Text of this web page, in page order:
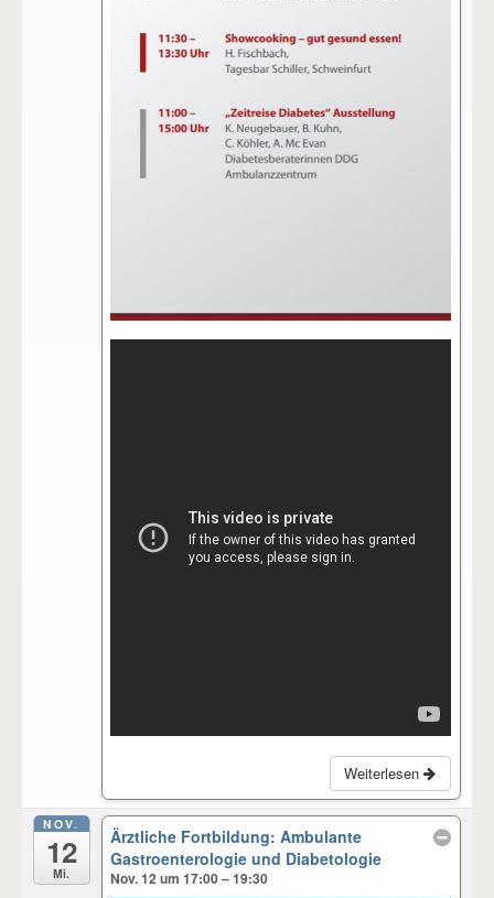
Weiterlesen
NOV.
12
Mi.
Ärztliche Fortbildung: Ambulante
Gastroenterologie und Diabetologie
Nov. 12 um 17:00 – 19:30